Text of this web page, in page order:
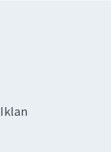
Iklan